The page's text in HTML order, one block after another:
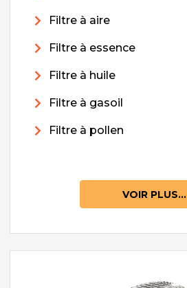
Filtre à aire
Filtre à essence
Filtre à huile
Filtre à gasoil
Filtre à pollen
VOIR PLUS...